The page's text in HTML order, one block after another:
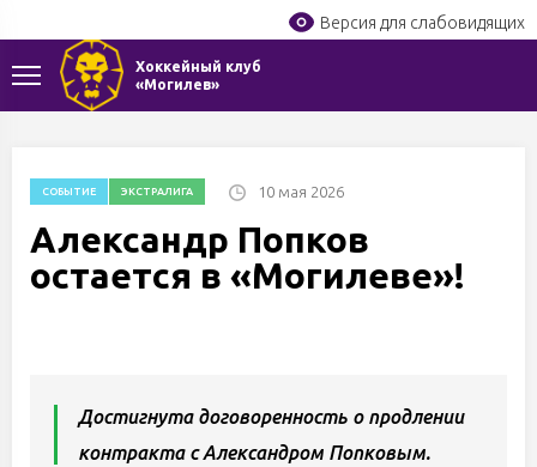
Версия для слабовидящих
Хоккейный клуб
«Могилев»
СОБЫТИЕ ЭКСТРАЛИГА 10 мая 2026
Александр Попков
остается в «Могилеве»!
Достигнута договоренность о продлении
контракта с Александром Попковым.